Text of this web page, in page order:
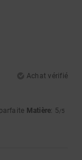
Achat vérifié
Matière: 5/5